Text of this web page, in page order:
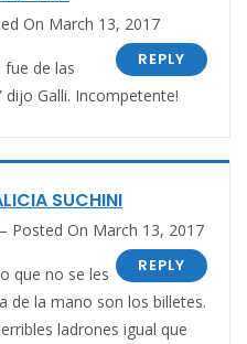
On March 13, 2017
REPLY
fue de las
dijo Galli. Incompetente!
SUCHINI
Posted On March 13, 2017
REPLY
que no se les
de la mano son los billetes.
ladrones igual que